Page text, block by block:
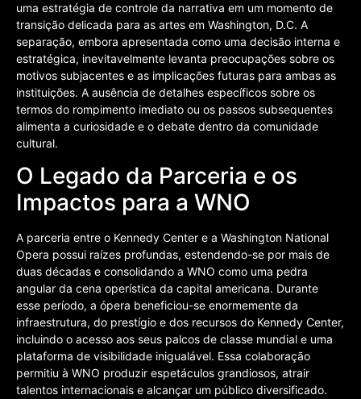
uma estratégia de controle da narrativa em um momento de
transição delicada para as artes em Washington, D.C. A
separação, embora apresentada como uma decisão interna e
estratégica, inevitavelmente levanta preocupações sobre os
motivos subjacentes e as implicações futuras para ambas as
instituições. A ausência de detalhes específicos sobre os
termos do rompimento imediato ou os passos subsequentes
alimenta a curiosidade e o debate dentro da comunidade
cultural.
O Legado da Parceria e os
Impactos para a WNO
A parceria entre o Kennedy Center e a Washington National
Opera possui raízes profundas, estendendo-se por mais de
duas décadas e consolidando a WNO como uma pedra
angular da cena operística da capital americana. Durante
esse período, a ópera beneficiou-se enormemente da
infraestrutura, do prestígio e dos recursos do Kennedy Center,
incluindo o acesso aos seus palcos de classe mundial e uma
plataforma de visibilidade inigualável. Essa colaboração
permitiu à WNO produzir espetáculos grandiosos, atrair
talentos internacionais e alcançar um público diversificado.